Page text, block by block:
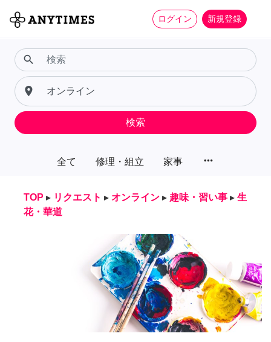
ログイン 新規登録
全て 修理・組立 家事 more_horiz
search
place
検索
TOP ▸ リクエスト ▸ オンライン ▸ 趣味・習い事 ▸ 生
花・華道